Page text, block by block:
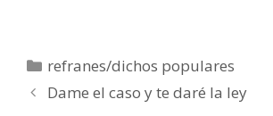
Categorías
refranes/dichos populares
Dame el caso y te daré la ley